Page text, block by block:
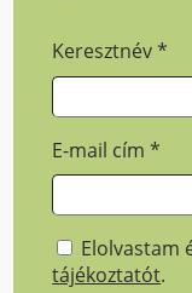
Keresztnév*
E-mail cím*
Elolvastam
tájékoztatót.